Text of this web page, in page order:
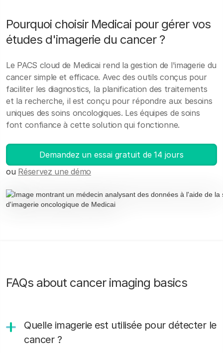
Pourquoi choisir Medicai pour gérer vos
études d'imagerie du cancer ?
Le PACS cloud de Medicai rend la gestion de l'imagerie du
cancer simple et efficace. Avec des outils conçus pour
faciliter les diagnostics, la planification des traitements
et la recherche, il est conçu pour répondre aux besoins
uniques des soins oncologiques. Les équipes de soins
font confiance à cette solution qui fonctionne.
Demandez un essai gratuit de 14 jours
ou Réservez une démo
FAQs about cancer imaging basics
Quelle imagerie est utilisée pour détecter le
cancer ?